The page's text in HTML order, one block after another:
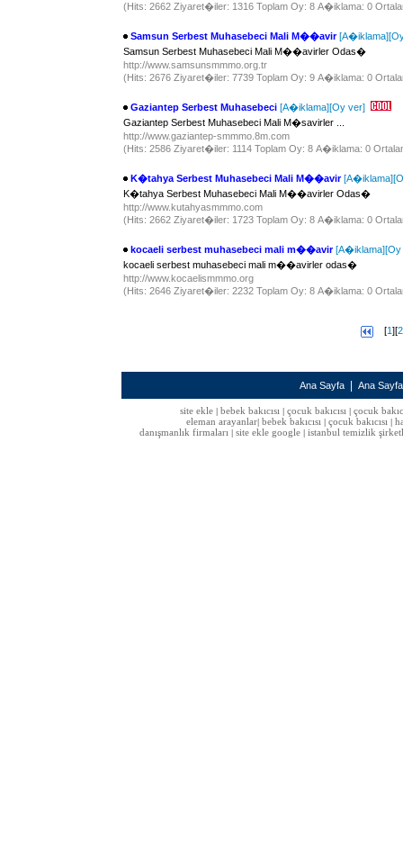
(Hits: 2662 Ziyaret�iler: 1316 Toplam Oy: 8 A�iklama: 0
Samsun Serbest Muhasebeci Mali M��avir [A�iklama]
Samsun Serbest Muhasebeci Mali M��avirler Odas�
http://www.samsunsmmmo.org.tr
(Hits: 2676 Ziyaret�iler: 7739 Toplam Oy: 9 A�iklama: 0
Gaziantep Serbest Muhasebeci [A�iklama][Oy ver]
Gaziantep Serbest Muhasebeci Mali M�savirler ...
http://www.gaziantep-smmmo.8m.com
(Hits: 2586 Ziyaret�iler: 1114 Toplam Oy: 8 A�iklama: 0
K�tahya Serbest Muhasebeci Mali M��avir [A�iklama]
K�tahya Serbest Muhasebeci Mali M��avirler Odas�
http://www.kutahyasmmmo.com
(Hits: 2662 Ziyaret�iler: 1723 Toplam Oy: 8 A�iklama: 0
kocaeli serbest muhasebeci mali m��avir [A�iklama][Oy
kocaeli serbest muhasebeci mali m��avirler odas�
http://www.kocaelismmmo.org
(Hits: 2646 Ziyaret�iler: 2232 Toplam Oy: 8 A�iklama: 0
[1][2
Ana Sayfa Ana
site ekle| bebek bakıcısı| çocuk bakıcısı| çocuk
eleman arayanlar bebek bakıcısı çocuk bakıcısı
danışmanlık firmaları
site ekle google istanbul temizlik